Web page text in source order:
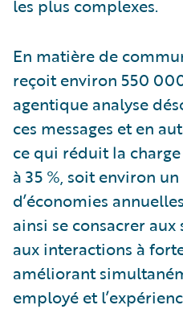
les plus complexes.
En matière de
reçoit environ 550
agentique analyse
ces messages et en
ce qui réduit la
à 35 %, soit environ
d’économies
ainsi se consacrer
aux interactions à
améliorant
employé et